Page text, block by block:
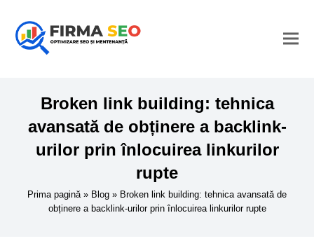
Broken link building: tehnica
avansată de obținere a backlink-
urilor prin înlocuirea linkurilor
rupte
Prima pagină» Blog » Broken link building: tehnica avansată de
obținere a backlink-urilor prin înlocuirea linkurilor rupte